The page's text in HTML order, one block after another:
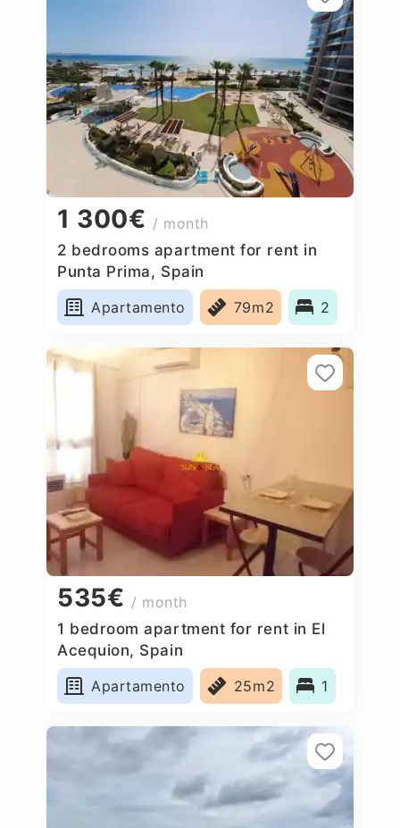
1 300€ / month
2 bedrooms apartment for rent in
Punta Prima, Spain
Apartamento
79m2 2
535€ / month
1 bedroom apartment for rent in El
Acequion, Spain
Apartamento
25m2 1